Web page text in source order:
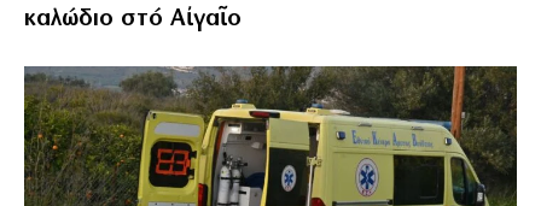
καλώδιο στό Αἰγαῖο